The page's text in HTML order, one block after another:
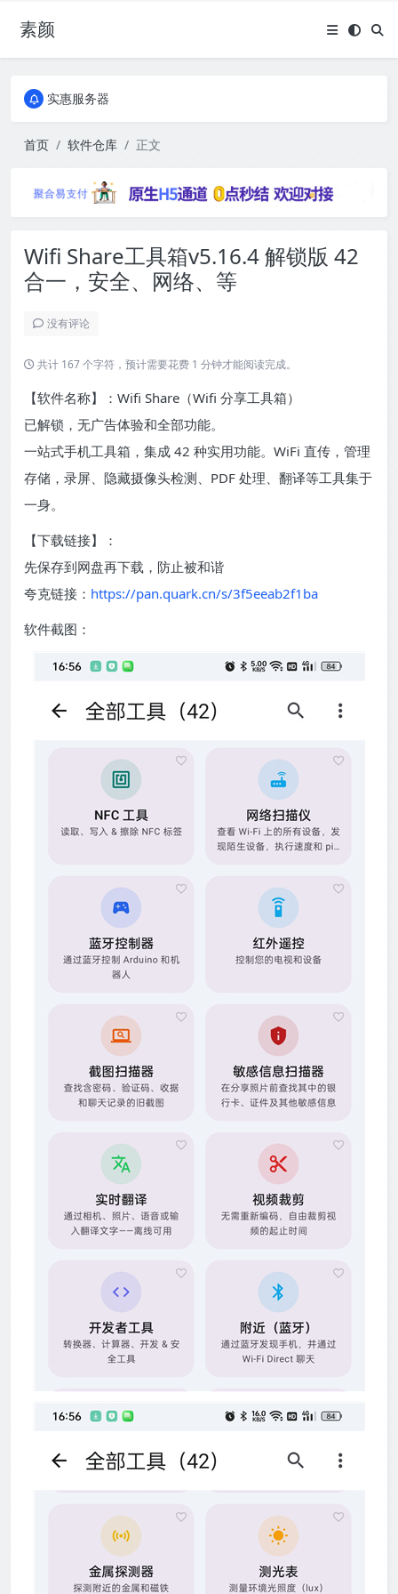
素颜
全国免费包邮流量卡
全国免费包邮流量卡
首页
软件仓库 正文
Wifi Share工具箱v5.16.4 解锁版 42
合一，安全、网络、等
没有评论
共计 167 个字符，预计需要花费 1 分钟才能阅读完成。
【软件名称】：Wifi Share（Wifi 分享工具箱）
已解锁，无广告体验和全部功能。
一站式手机工具箱，集成 42 种实用功能。WiFi 直传，管理
存储，录屏、隐藏摄像头检测、PDF 处理、翻译等工具集于
一身。
【下载链接】：
先保存到网盘再下载，防止被和谐
夸克链接： https://pan.quark.cn/s/3f5eeab2f1ba
软件截图：